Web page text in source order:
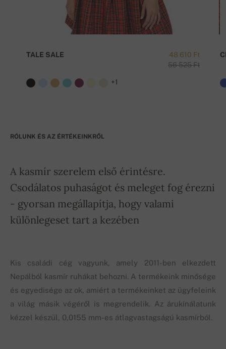
48 610 Ft
56 525 Ft
TALE SALE
+1
RÓLUNK ÉS AZ ÉRTÉKEINKRŐL
A kasmír szerelem első érintésre.
Csodálatos puhaságot és meleget fog érezni
- gyorsan megállapítja, hogy valami
különlegeset tart a kezében
Kis családi cég vagyunk, amely 2011-ben elkezdett
Nepálból kasmír ruhákat behozni. A termékeink minősége
és egyedisége az ok, amiért a termékeinket az ügyfeleink
a világ másik végéről is megrendelik. Az árukínálatunk
kézzel készül, 0,0155 mm-es átlagvastagságú kasmírból.